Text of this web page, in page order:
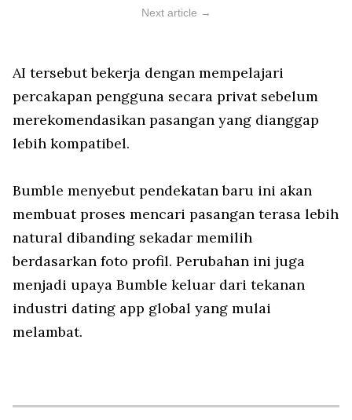
Next article →
AI tersebut bekerja dengan mempelajari
percakapan pengguna secara privat sebelum
merekomendasikan pasangan yang dianggap
lebih kompatibel.
Bumble menyebut pendekatan baru ini akan
membuat proses mencari pasangan terasa lebih
natural dibanding sekadar memilih
berdasarkan foto profil. Perubahan ini juga
menjadi upaya Bumble keluar dari tekanan
industri dating app global yang mulai
melambat.